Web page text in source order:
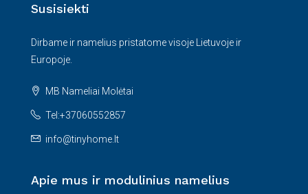
Susisiekti
Dirbame ir namelius pristatome visoje Lietuvoje ir
Europoje.
MB Nameliai Molėtai
Tel:+37060552857
info@tinyhome.lt
Apie mus ir modulinius namelius